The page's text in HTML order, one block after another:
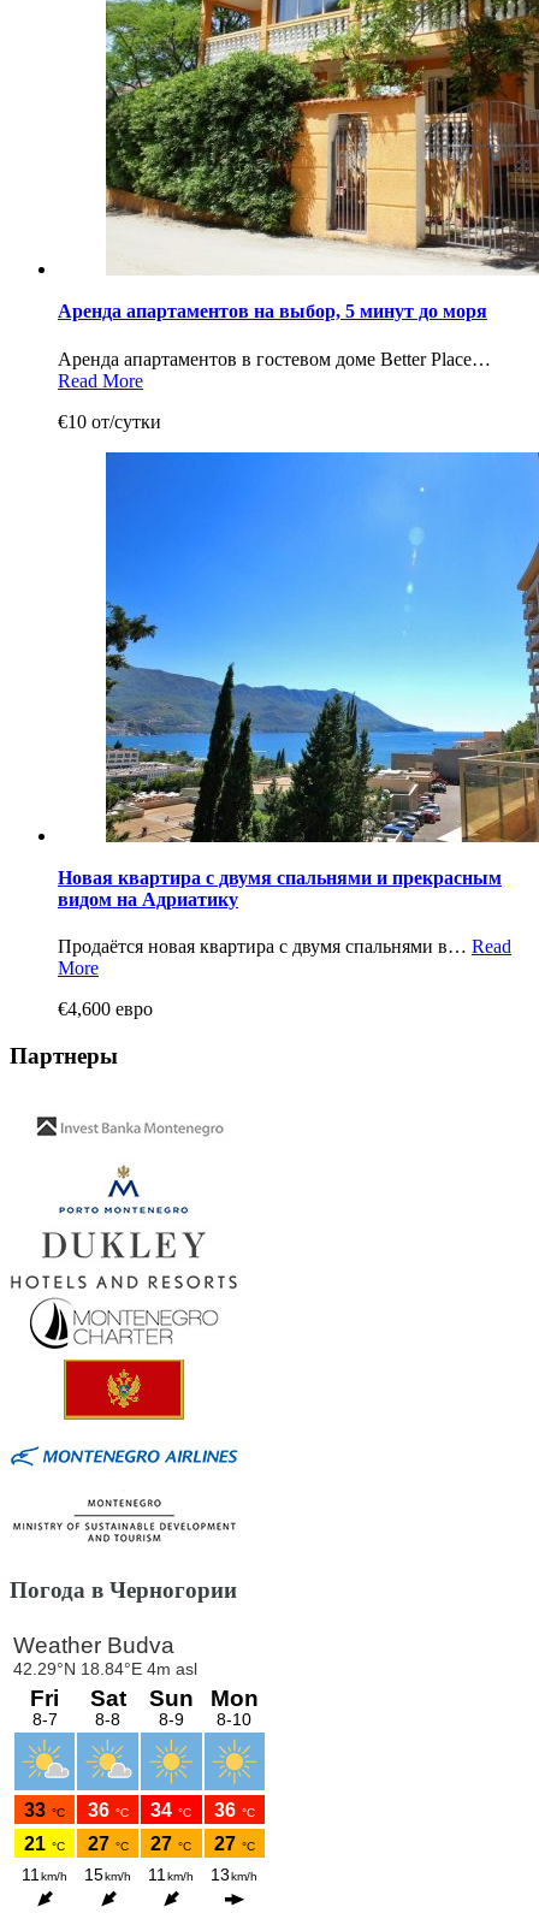
Аренда апартаментов на выбор, 5 минут до моря
Аренда апартаментов в гостевом доме Better Place…
Read More
€10 от/сутки
Новая квартира с двумя спальнями и прекрасным
видом на Адриатику
Продаётся новая квартира с двумя спальнями в… Read
More
€4,600 евро
Партнеры
Погода в Черногории